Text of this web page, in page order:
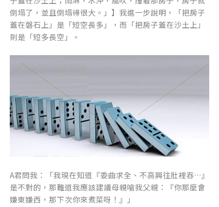
倒塌了，並且倒塌得很大。」】我進一步說明，「把房子
蓋在磐石上」是「短空長多」，而「把房子蓋在沙土上」
則是「短多長空」。
A君問我：「我現在知道『委曲求全、不高興往肚裡吞…』
是不對的，那難道我應該建議母親嗆我父親：『你那麼會
嫌東嫌西，那下次你來煮菜呀！』」